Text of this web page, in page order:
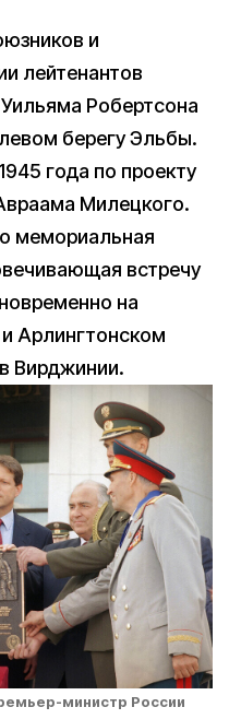
и
лейтенантов
Робертсона
берегу Эльбы.
года по проекту
Милецкого.
мемориальная
встречу
на
Арлингтонском
Вирджинии.
министр России